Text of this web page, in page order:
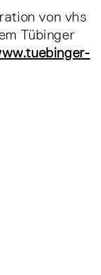
von vhs
Tübinger